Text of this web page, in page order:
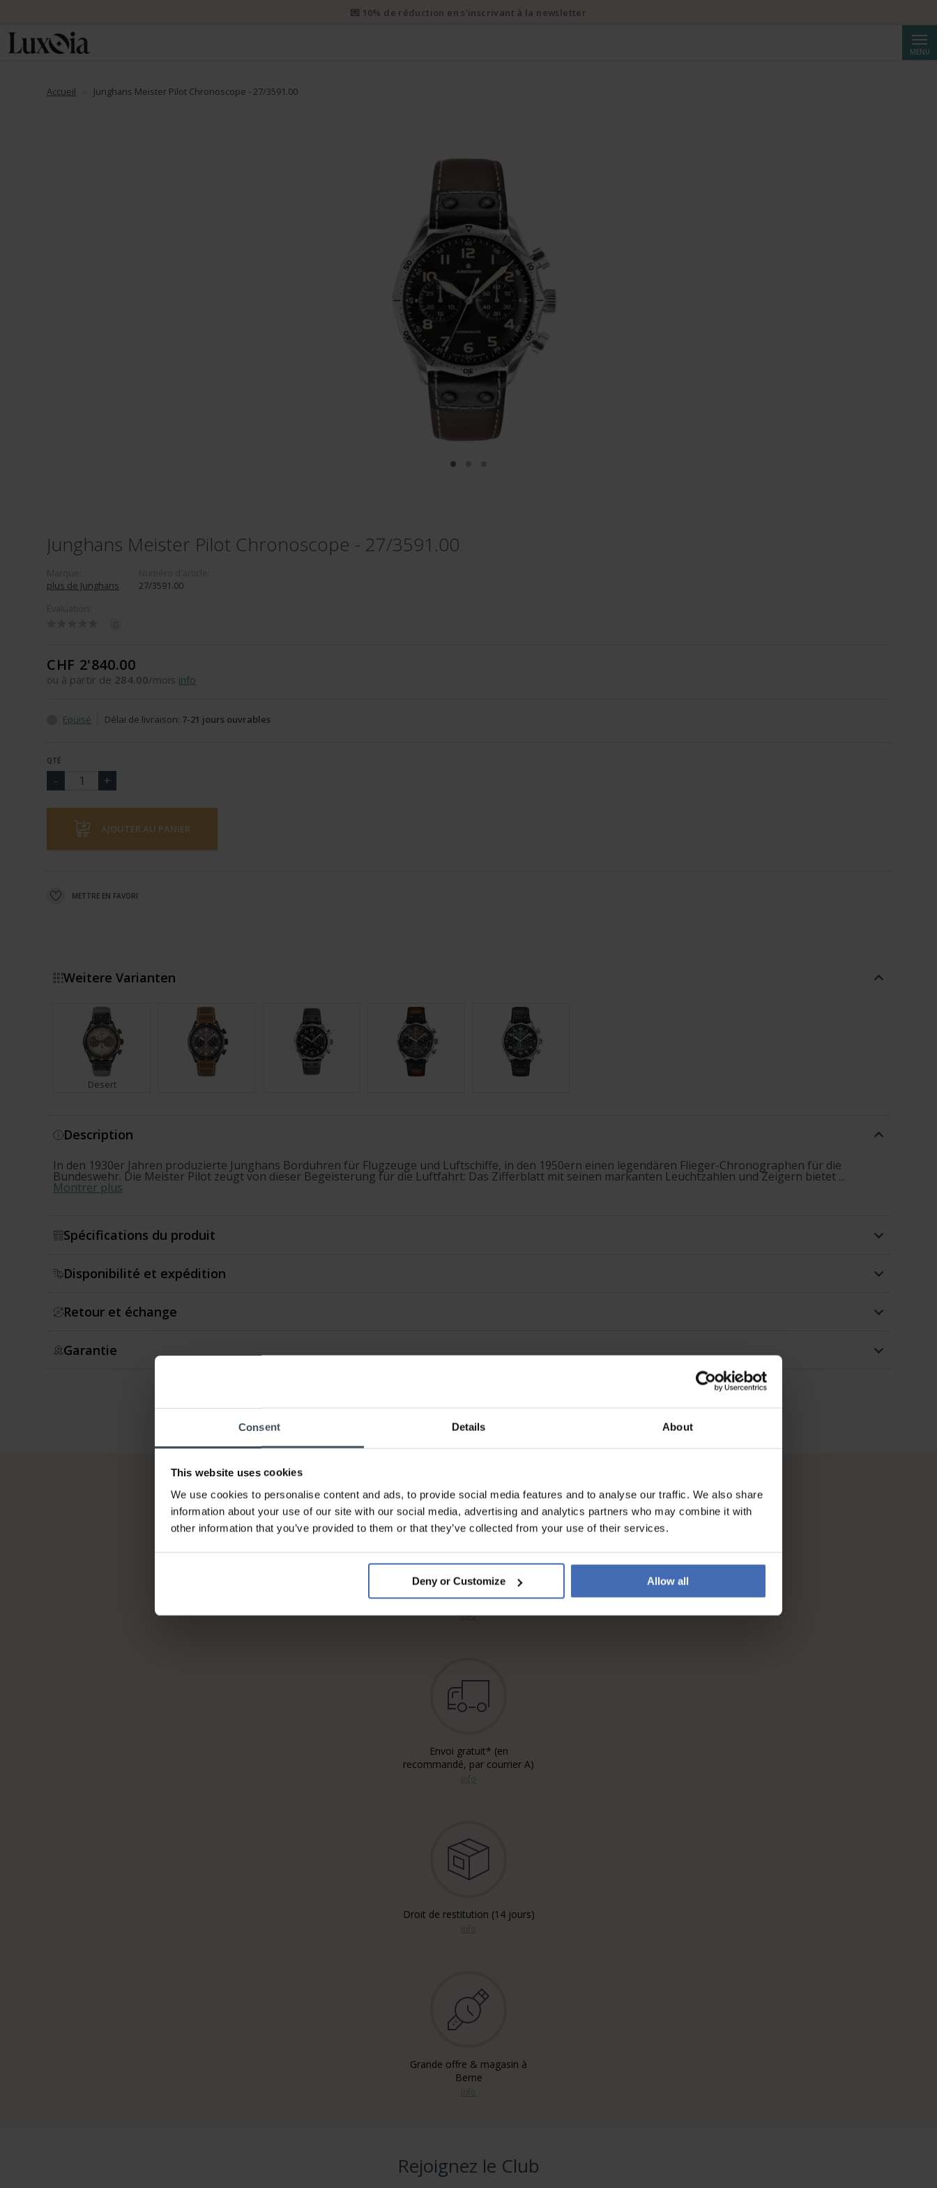
Consent Details About
This website uses cookies
We use cookies to personalise content and ads, to provide social media features and to analyse our traffic. We also share
information about your use of our site with our social media, advertising and analytics partners who may combine it with
other information that you’ve provided to them or that they’ve collected from your use of their services.
Deny or Customize Allow all
MENU
Accueil Junghans Meister Pilot Chronoscope - 27/3591.00
Junghans Meister Pilot Chronoscope - 27/3591.00
plus de Junghans
27/3591.00
CHF 2'840.00
ou à partir de 284.00/mois info
Epuisé Délai de livraison: 7-21 jours ouvrables
QTÉ
AJOUTER AU PANIER
METTRE EN FAVORI
Weitere Varianten
Desert
Description
In den 1930er Jahren produzierte Junghans Borduhren für Flugzeuge und Luftschiffe, in den 1950ern einen legendären Flieger-Chronographen für die
Bundeswehr. Die Meister Pilot zeugt von dieser Begeisterung für die Luftfahrt: Das Zifferblatt mit seinen markanten Leuchtzahlen und Zeigern bietet ...
Montrer plus
Spécifications du produit
Disponibilité et expédition
Retour et échange
Garantie
Sur facture et paiement
échelonné (jusqu’à CHF
5'000.-)
info
Envoi gratuit* (en
recommandé, par courrier A)
Droit de restitution (14 jours)
Grande offre & magasin à
Berne
Rejoignez le Club
💌 10% de réduction en s'inscrivant à la newsletter